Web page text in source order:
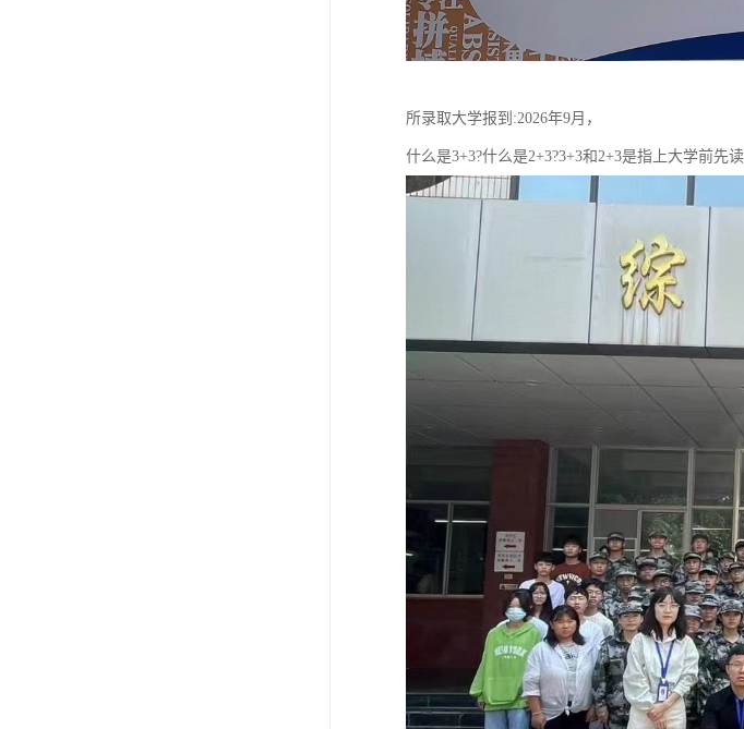
所录取大学报到:2026年9月，
什么是3+3?什么是2+3?3+3和2+3是指上大学前先